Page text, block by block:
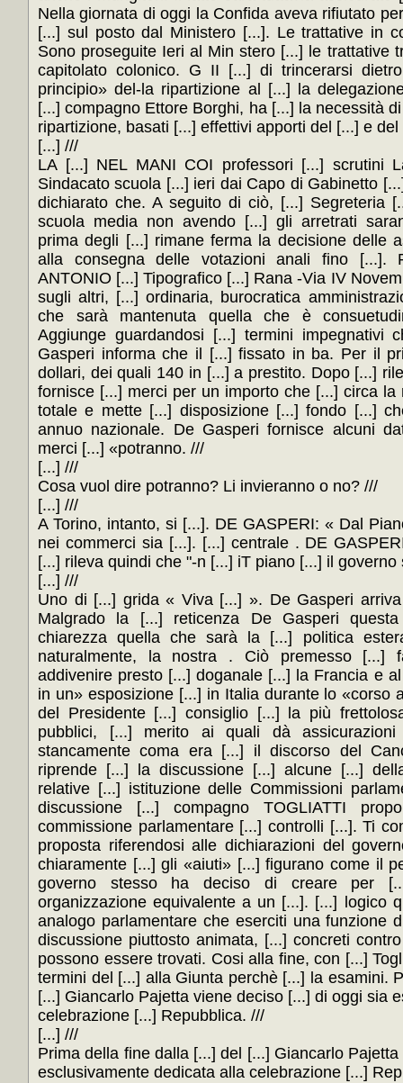
Nella giornata di oggi la Confida aveva rifiutato
[...] sul posto dal Ministero [...]. Le trattative in
Sono proseguite Ieri al Min stero [...] le trattative
capitolato colonico. G II [...] di trincerarsi
principio» del-la ripartizione al [...] la
[...] compagno Ettore Borghi, ha [...] la necessità
ripartizione, basati [...] effettivi apporti del [...] e
[...] ///
LA [...] NEL MANI COI professori [...] scrutini
Sindacato scuola [...] ieri dai Capo di Gabinetto
dichiarato che. A seguito di ciò, [...] Segreteria
scuola media non avendo [...] gli arretrati
prima degli [...] rimane ferma la decisione delle
alla consegna delle votazioni anali fino [...].
ANTONIO [...] Tipografico [...] Rana -Via IV
sugli altri, [...] ordinaria, burocratica
che sarà mantenuta quella che è
Aggiunge guardandosi [...] termini impegnativi
Gasperi informa che il [...] fissato in ba. Per il
dollari, dei quali 140 in [...] a prestito. Dopo [...]
fornisce [...] merci per un importo che [...] circa la
totale e mette [...] disposizione [...] fondo [...]
annuo nazionale. De Gasperi fornisce alcuni
merci [...] «potranno. ///
[...] ///
Cosa vuol dire potranno? Li invieranno o no? ///
[...] ///
A Torino, intanto, si [...]. DE GASPERI: « Dal
nei commerci sia [...]. [...] centrale . DE
[...] rileva quindi che "-n [...] iT piano [...] il
[...] ///
Uno di [...] grida « Viva [...] ». De Gasperi
Malgrado la [...] reticenza De Gasperi
chiarezza quella che sarà la [...] politica
naturalmente, la nostra . Ciò premesso [...]
addivenire presto [...] doganale [...] la Francia e
in un» esposizione [...] in Italia durante lo «corso
del Presidente [...] consiglio [...] la più
pubblici, [...] merito ai quali dà
stancamente coma era [...] il discorso del
riprende [...] la discussione [...] alcune [...]
relative [...] istituzione delle Commissioni
discussione [...] compagno TOGLIATTI
commissione parlamentare [...] controlli [...]. Ti
proposta riferendosi alle dichiarazioni del
chiaramente [...] gli «aiuti» [...] figurano come il
governo stesso ha deciso di creare per
organizzazione equivalente a un [...]. [...] logico
analogo parlamentare che eserciti una funzione
discussione piuttosto animata, [...] concreti
possono essere trovati. Cosi alla fine, con [...]
termini del [...] alla Giunta perchè [...] la esamini.
[...] Giancarlo Pajetta viene deciso [...] di oggi sia
celebrazione [...] Repubblica. ///
[...] ///
Prima della fine dalla [...] del [...] Giancarlo
esclusivamente dedicata alla celebrazione [...]